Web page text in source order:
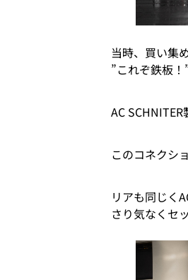
当時、買い集
”これぞ鉄板
AC
このコネクシ
リアも同じく
さり気なくセ